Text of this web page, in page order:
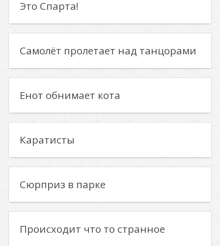
Это Спарта!
Самолёт пролетает над танцорами
Енот обнимает кота
Каратисты
Сюрприз в парке
Происходит что то странное